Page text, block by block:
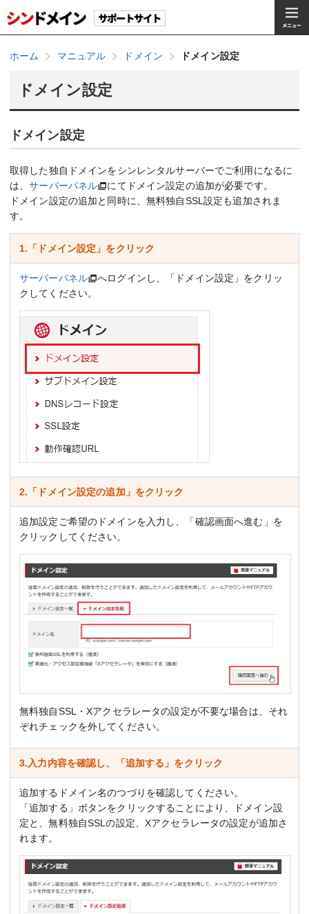
ホーム マニュアル ドメイン ドメイン設定
ドメイン設定
ドメイン設定
取得した独自ドメインをシンレンタルサーバーでご利用になるに
は、サーバーパネル
にてドメイン設定の追加が必要です。
ドメイン設定の追加と同時に、無料独自SSL設定も追加されま
す。
1.「ドメイン設定」をクリック
サーバーパネル
へログインし、「ドメイン設定」をクリッ
クしてください。
2.「ドメイン設定の追加」をクリック
追加設定ご希望のドメインを入力し、「確認画面へ進む」を
クリックしてください。
無料独自SSL・Xアクセラレータの設定が不要な場合は、それ
ぞれチェックを外してください。
3.入力内容を確認し、「追加する」をクリック
追加するドメイン名のつづりを確認してください。
「追加する」ボタンをクリックすることにより、ドメイン設
定と、無料独自SSLの設定、Xアクセラレータの設定が追加さ
れます。